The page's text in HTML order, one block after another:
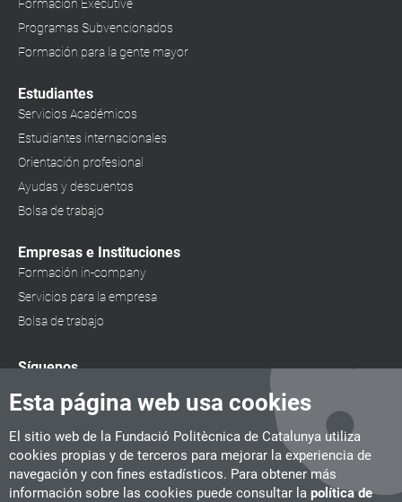
Esta página web usa cookies
El sitio web de la Fundació Politècnica de Catalunya utiliza
cookies propias y de terceros para mejorar la experiencia de
navegación y con fines estadísticos. Para obtener más
información sobre las cookies puede consultar la política de
Formación Executive
Programas Subvencionados
Formación para la gente mayor
Estudiantes
Servicios Académicos
Estudiantes internacionales
Orientación profesional
Ayudas y descuentos
Bolsa de trabajo
Empresas e Instituciones
Formación in-company
Servicios para la empresa
Bolsa de trabajo
Síguenos